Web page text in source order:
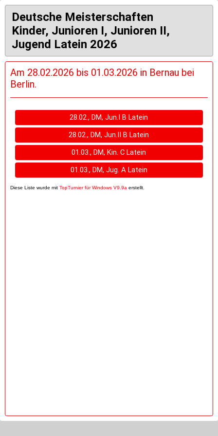
Deutsche Meisterschaften
Kinder, Junioren I, Junioren II,
Jugend Latein 2026
Am 28.02.2026 bis 01.03.2026 in Bernau bei
Berlin.
28.02., DM, Jun.I B Latein
28.02., DM, Jun.II B Latein
01.03., DM, Kin. C Latein
01.03., DM, Jug. A Latein
Diese Liste wurde mit TopTurnier für Windows V9.9a erstellt.